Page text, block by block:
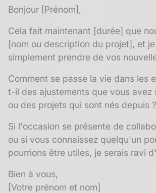
Bonjour [Prénom],
Cela fait maintenant [durée] que
[nom ou description du projet], et
simplement prendre de vos
Comment se passe la vie dans les
t-il des ajustements que vous avez
ou des projets qui sont nés depuis ?
Si l'occasion se présente de
ou si vous connaissez quelqu'un
pourrions être utiles, je serais ravi
Bien à vous,
[Votre prénom et nom]